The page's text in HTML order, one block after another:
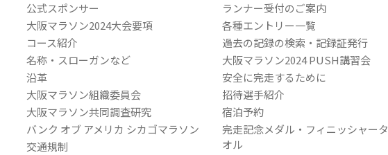
公式スポンサー
大阪マラソン2024大会要項
コース紹介
名称・スローガンなど
沿革
大阪マラソン組織委員会
大阪マラソン共同調査研究
バンク オブ アメリカ シカゴマラソン
交通規制
ランナー受付のご案内
各種エントリー一覧
過去の記録の検索・記録証発行
大阪マラソン2024 PUSH講習会
安全に完走するために
招待選手紹介
宿泊予約
完走記念メダル・フィニッシャータ
オル